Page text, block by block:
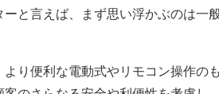
と言えば、まず思い浮かぶのは一
り便利な電動式やリモコン操作の